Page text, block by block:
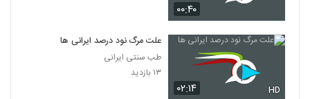
۰۰:۴۰
۰۲:۱۴ HD
علت مرگ نود درصد ایرانی ها
طب سنتی ایرانی
۱۳ بازدید